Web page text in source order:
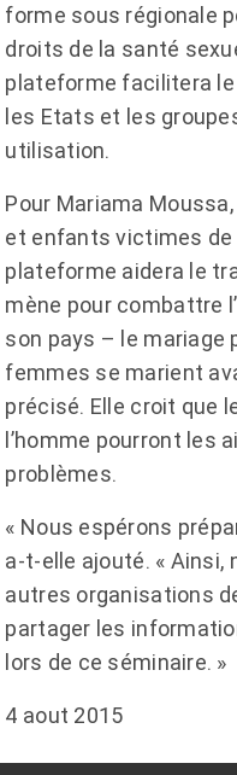
forme sous régionale
droits de la santé
plateforme facilitera
les Etats et les
utilisation.
Pour Mariama
et enfants victimes de
plateforme aidera le
mène pour combattre
son pays – le mariage
femmes se marient
précisé. Elle croit que
l’homme pourront les
problèmes.
« Nous espérons
a-t-elle ajouté. « Ainsi,
autres organisations
partager les
lors de ce séminaire. »
4 aout 2015